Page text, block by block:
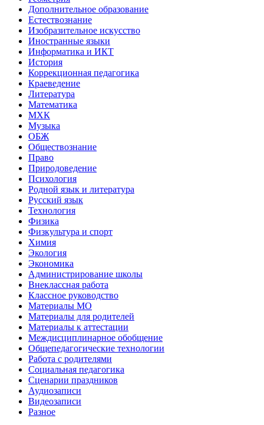
Дополнительное образование
Естествознание
Изобразительное искусство
Иностранные языки
Информатика и ИКТ
История
Коррекционная педагогика
Краеведение
Литература
Математика
МХК
Музыка
ОБЖ
Обществознание
Право
Природоведение
Психология
Родной язык и литература
Русский язык
Технология
Физика
Физкультура и спорт
Химия
Экология
Экономика
Администрирование школы
Внеклассная работа
Классное руководство
Материалы МО
Материалы для родителей
Материалы к аттестации
Междисциплинарное обобщение
Общепедагогические технологии
Работа с родителями
Социальная педагогика
Сценарии праздников
Аудиозаписи
Видеозаписи
Разное